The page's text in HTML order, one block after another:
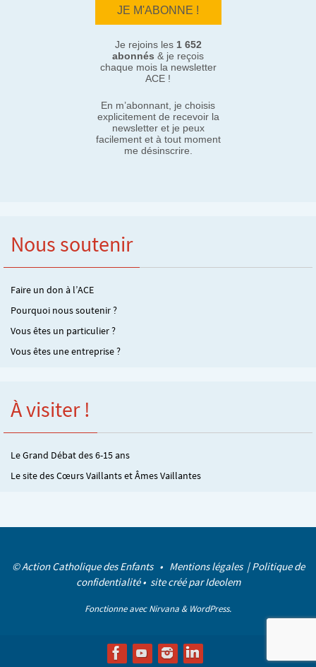
Je rejoins les 1 652
abonnés & je reçois
chaque mois la newsletter
ACE !
En m’abonnant, je choisis
explicitement de recevoir la
newsletter et je peux
facilement et à tout moment
me désinscrire.
Nous soutenir
Faire un don à l’ACE
Pourquoi nous soutenir ?
Vous êtes un particulier ?
Vous êtes une entreprise ?
À visiter !
Le Grand Débat des 6-15 ans
Le site des Cœurs Vaillants et Âmes Vaillantes
© Action Catholique des Enfants • Mentions légales |Politique de
confidentialité• site créé parIdeolem
Fonctionne avecNirvana & WordPress.